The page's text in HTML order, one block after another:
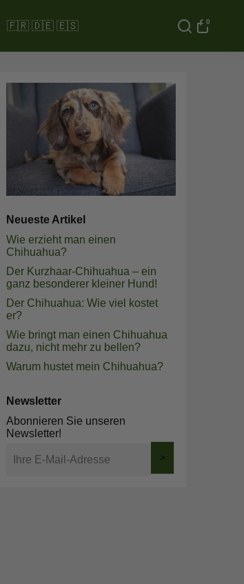
🇫🇷 🇩🇪 🇪🇸 0
Neueste Artikel
Wie erzieht man einen
Chihuahua?
Der Kurzhaar-Chihuahua – ein
ganz besonderer kleiner Hund!
Der Chihuahua: Wie viel kostet
er?
Wie bringt man einen Chihuahua
dazu, nicht mehr zu bellen?
Warum hustet mein Chihuahua?
Newsletter
Abonnieren Sie unseren
Newsletter!
>